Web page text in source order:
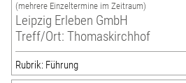
(mehrere Einzeltermine im Zeitraum)
Leipzig Erleben GmbH
Treff/Ort: Thomaskirchhof
Rubrik: Führung